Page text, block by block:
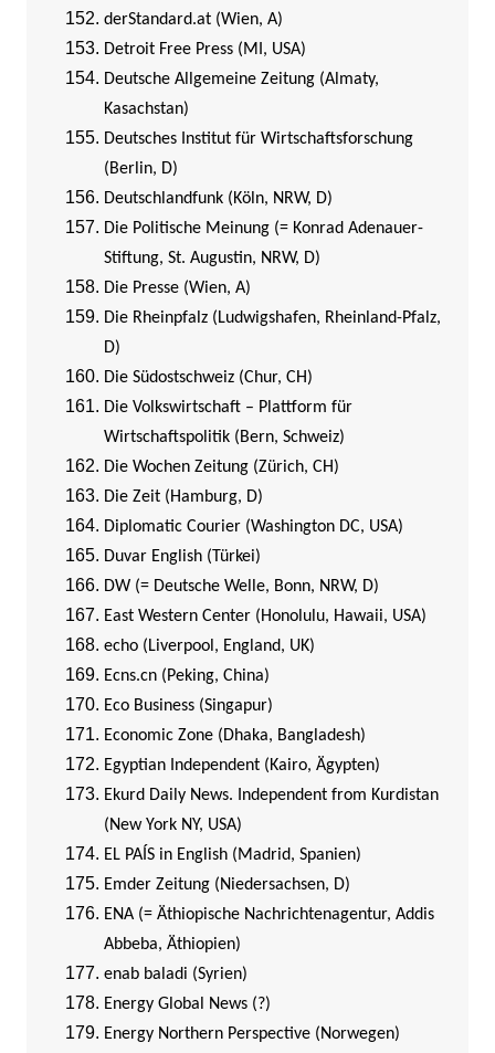
derStandard.at (Wien, A)
Detroit Free Press (MI, USA)
Deutsche Allgemeine Zeitung (Almaty,
Kasachstan)
Deutsches Institut für Wirtschaftsforschung
(Berlin, D)
Deutschlandfunk (Köln, NRW, D)
Die Politische Meinung (= Konrad Adenauer-
Stiftung, St. Augustin, NRW, D)
Die Presse (Wien, A)
Die Rheinpfalz (Ludwigshafen, Rheinland-Pfalz,
D)
Die Südostschweiz (Chur, CH)
Die Volkswirtschaft – Plattform für
Wirtschaftspolitik (Bern, Schweiz)
Die Wochen Zeitung (Zürich, CH)
Die Zeit (Hamburg, D)
Diplomatic Courier (Washington DC, USA)
Duvar English (Türkei)
DW (= Deutsche Welle, Bonn, NRW, D)
East Western Center (Honolulu, Hawaii, USA)
echo (Liverpool, England, UK)
Ecns.cn (Peking, China)
Eco Business (Singapur)
Economic Zone (Dhaka, Bangladesh)
Egyptian Independent (Kairo, Ägypten)
Ekurd Daily News. Independent from Kurdistan
(New York NY, USA)
EL PAÍS in English (Madrid, Spanien)
Emder Zeitung (Niedersachsen, D)
ENA (= Äthiopische Nachrichtenagentur, Addis
Abbeba, Äthiopien)
enab baladi (Syrien)
Energy Global News (?)
Energy Northern Perspective (Norwegen)